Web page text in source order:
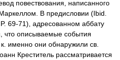
повествования, написанного
В предисловии (Ibid.
69-71), адресованном аббату
что описываемые события
именно они обнаружили св.
Креститель рассматривается